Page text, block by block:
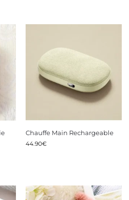
Chauffe Main Rechargeable
44.90€